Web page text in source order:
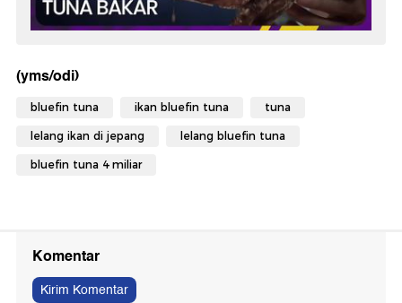
(yms/odi)
bluefin tuna ikan bluefin tuna tuna
lelang ikan di jepang lelang bluefin tuna
bluefin tuna 4 miliar
Komentar
Kirim Komentar